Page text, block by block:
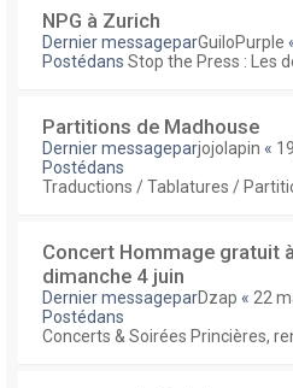
NPG à Zurich
Dernier messageparGuiloPurple
Postédans Stop the Press : Les
Partitions de Madhouse
Dernier messageparjojolapin «
Postédans
Traductions / Tablatures /
Concert Hommage gratuit
dimanche 4 juin
Dernier messageparDzap « 22
Postédans
Concerts & Soirées Princières,